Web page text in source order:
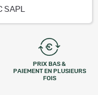
SAPL
PRIX BAS &
PAIEMENT EN PLUSIEURS
FOIS